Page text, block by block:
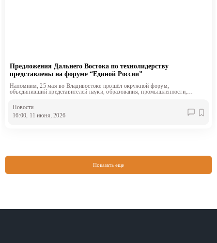
Предложения Дальнего Востока по технолидерству
представлены на форуме “Единой России”
Напомним, 25 мая во Владивостоке прошёл окружной форум,
объединивший представителей науки, образования, промышленности,
Новости
16:00, 11 июня, 2026
Показать еще